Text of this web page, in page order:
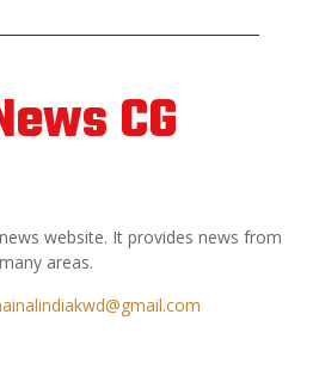
CG
website. It provides news from
many areas.